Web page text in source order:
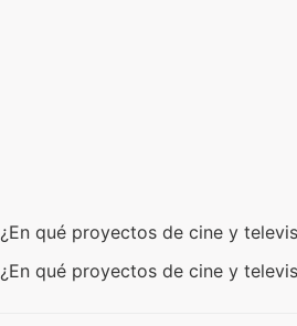
¿En qué proyectos de cine y
¿En qué proyectos de cine y